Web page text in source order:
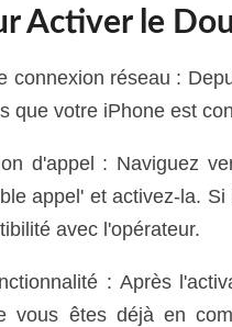
Activer le
connexion réseau :
que votre iPhone est
d'appel : Naviguez
appel' et activez-la.
avec l'opérateur.
: Après
vous êtes déjà en